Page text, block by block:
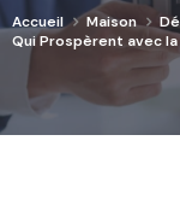
Accueil Maison
Qui Prospèrent avec